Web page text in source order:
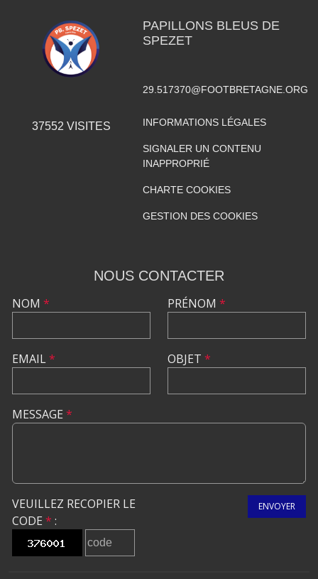
37552 VISITES
PAPILLONS BLEUS DE
SPEZET
29.517370@FOOTBRETAGNE.ORG
INFORMATIONS LÉGALES
SIGNALER UN CONTENU
INAPPROPRIÉ
CHARTE COOKIES
GESTION DES COOKIES
NOUS CONTACTER
NOM *
EMAIL*
PRÉNOM *
OBJET *
MESSAGE *
VEUILLEZ RECOPIER LE
CODE * :
ENVOYER